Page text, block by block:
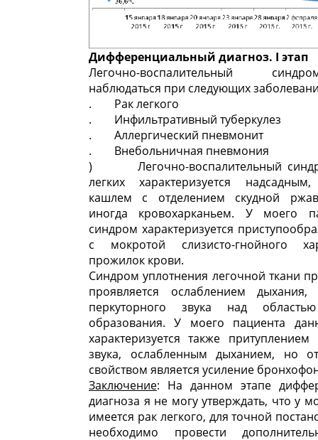
Дифференциальный диагноз. I этап
Легочно-воспалительный
наблюдаться при следующих
. Рак легкого
. Инфильтративный туберкулез
. Аллергический пневмонит
. Внебольничная пневмония
) Легочно-воспалительный
легких характеризуется
кашлем с отделением скудной
иногда кровохарканьем. У моего
синдром характеризуется
с мокротой слизисто-гнойного
прожилок крови.
Синдром уплотнения легочной ткани
проявляется ослаблением дыхания,
перкуторного звука над
образования. У моего пациента
характеризуется также притуплением
звука, ослабленным дыханием, но
свойством является усиление
Заключение: На данном этапе
диагноза я не могу утверждать, что у
имеется рак легкого, для точной
необходимо провести